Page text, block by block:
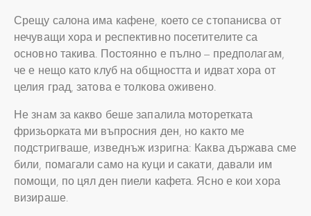
Срещу салона има кафене, което се стопанисва от
нечуващи хора и респективно посетителите са
основно такива. Постоянно е пълно – предполагам,
че е нещо като клуб на общността и идват хора от
целия град, затова е толкова оживено.
Не знам за какво беше запалила моторетката
фризьорката ми въпросния ден, но както ме
подстригваше, изведнъж изригна: Каква държава сме
били, помагали само на куци и сакати, давали им
помощи, по цял ден пиели кафета. Ясно е кои хора
визираше.